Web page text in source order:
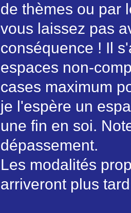
de thèmes ou par
vous laissez pas
conséquence ! Il
espaces non-
cases maximum
je l'espère un
une fin en soi.
dépassement.
Les modalités
arriveront plus